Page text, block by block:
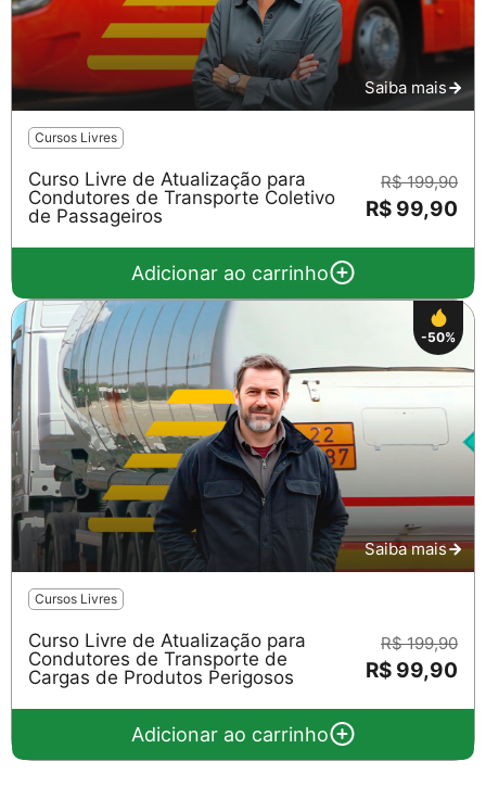
Saiba mais
Cursos Livres
Curso Livre de Atualização para
Condutores de Transporte Coletivo
de Passageiros
R$ 199,90
R$ 99,90
Adicionar ao carrinho
-50%
Saiba mais
Cursos Livres
Curso Livre de Atualização para
Condutores de Transporte de
Cargas de Produtos Perigosos
R$ 199,90
R$ 99,90
Adicionar ao carrinho